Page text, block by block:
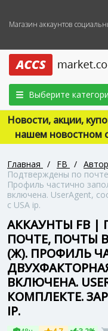
Магазин аккаунтов
Выберите
Новости, акции,
нашем новостном
Главная / FB /
Подтверждены по
Профиль частично
включена. UserAgent,
с USA ip.
АККАУНТЫ FB
ПОЧТЕ, ПОЧТЫ
(Ж). ПРОФИЛЬ
ВКЛЮЧЕНА.
КОМПЛЕКТЕ.
IP.